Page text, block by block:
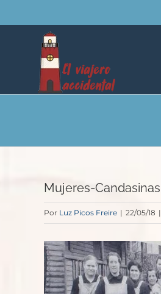
al
contenido
Mujeres-Candasinas
Por Luz Picos Freire | 22/05/18 |